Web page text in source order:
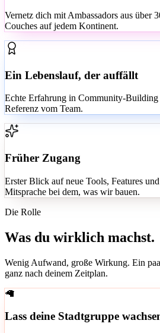
Vernetz dich mit Ambassadors aus über
Couches auf jedem Kontinent.
Ein Lebenslauf, der auffällt
Echte Erfahrung in Community-
Referenz vom Team.
Früher Zugang
Erster Blick auf neue Tools, Features
Mitsprache bei dem, was wir bauen.
Die Rolle
Was du wirklich machst.
Wenig Aufwand, große Wirkung. Ein
ganz nach deinem Zeitplan.
🦙
Lass deine Stadtgruppe